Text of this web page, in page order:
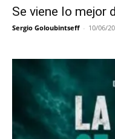
Se viene lo mejor
Sergio Goloubintseff - 10/06/